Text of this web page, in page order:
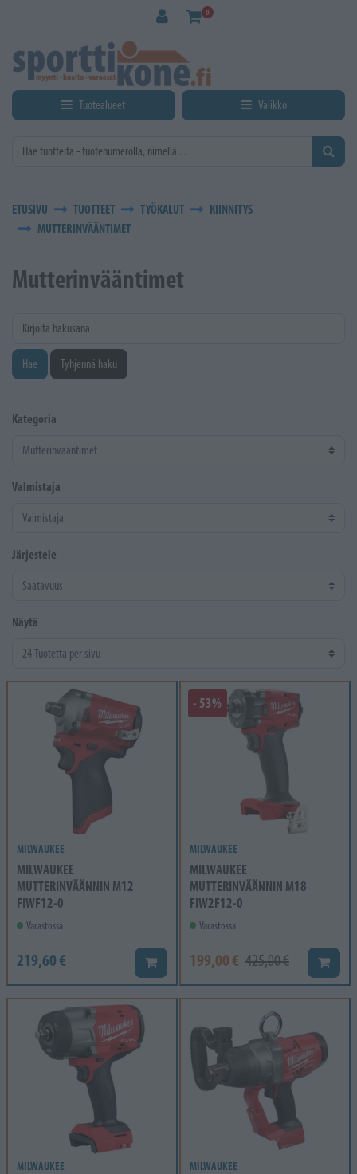
0
Tuotealueet Valikko
ETUSIVU TUOTTEET TYÖKALUT
KIINNITYS
MUTTERINVÄÄNTIMET
Mutterinvääntimet
Kirjoita hakusana
Hae Tyhjennä haku
Kategoria
Valmistaja
Järjestele
Näytä
MILWAUKEE
MILWAUKEE
MUTTERINVÄÄNNIN M12
FIWF12-0
Varastossa
219,60 € Lisää koriin
- 53%
MILWAUKEE
MILWAUKEE
MUTTERINVÄÄNNIN M18
FIW2F12-0
Varastossa
199,00 € 425,00 € Lisää
MILWAUKEE MILWAUKEE